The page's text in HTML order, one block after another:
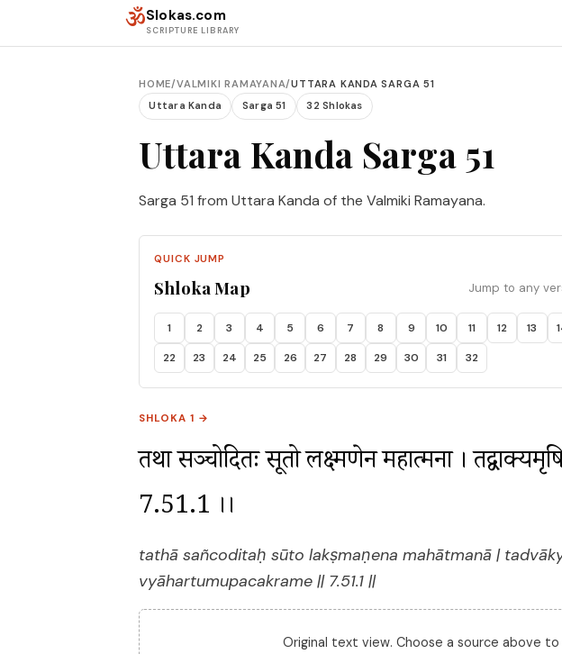
ॐSlokas.com
SCRIPTURE LIBRARY
HOME/VALMIKI RAMAYANA/UTTARA KANDA SARGA 51
Uttara Kanda
Sarga 51 32 Shlokas
Uttara Kanda Sarga 51
Sarga 51 from Uttara Kanda of the Valmiki Ramayana.
QUICK JUMP
Shloka Map Jump to any
1 2 3 4 5 6 7 8 9 10 11 12 13
22 23 24 25 26 27 28 29 30 31 32
SHLOKA 1 →
तथा सञ्चोदितः सूतो लक्ष्मणेन महात्मना ।
7.51.1 ।।
tathā sañcoditaḥ sūto lakṣmaṇena mahātmanā |
vyāhartumupacakrame || 7.51.1 ||
Original text view. Choose a source above